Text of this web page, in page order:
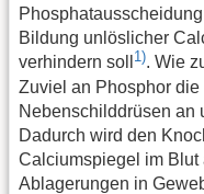
Bildung unlöslicher
verhindern soll 1). Wie
Zuviel an Phosphor
Nebenschilddrüsen an
Dadurch wird den
Calciumspiegel im Blut
Ablagerungen in